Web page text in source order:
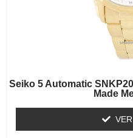
Seiko 5 Automatic
Made